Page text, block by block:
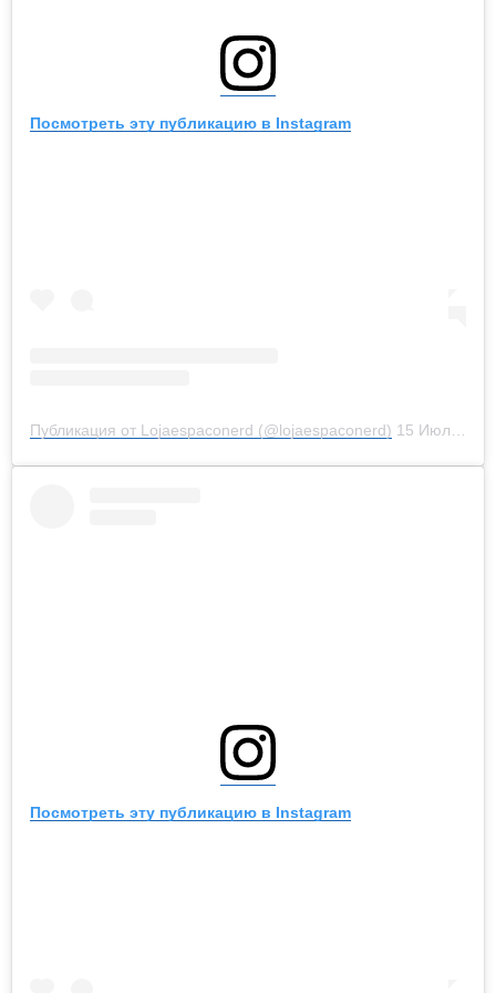
Посмотреть эту публикацию в Instagram
Публикация от Lojaespaconerd (@lojaespaconerd) 15 Июл 2019 в 5:21 PDT
Посмотреть эту публикацию в Instagram